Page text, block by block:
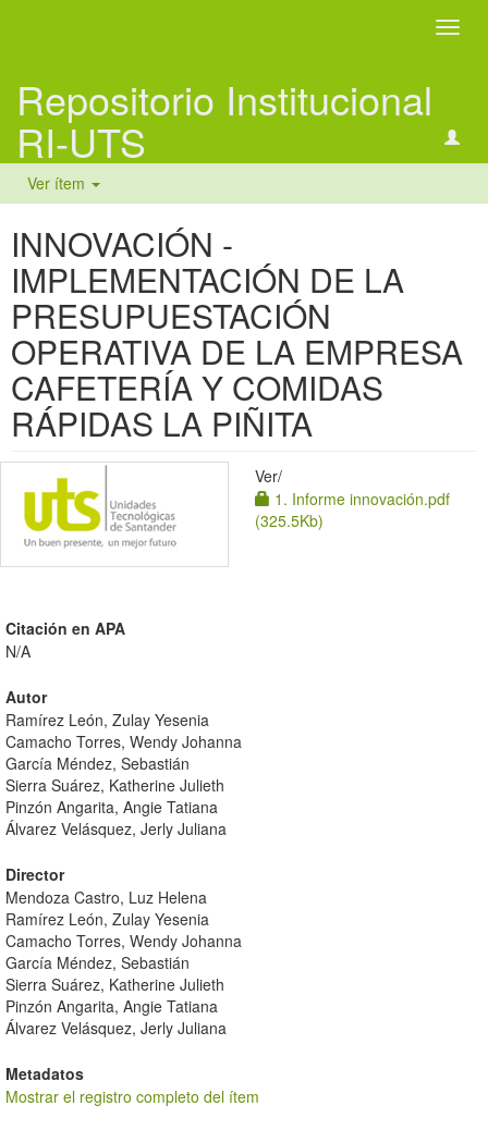
Repositorio Institucional
RI-UTS
Ver ítem
INNOVACIÓN -
IMPLEMENTACIÓN DE LA
PRESUPUESTACIÓN
OPERATIVA DE LA EMPRESA
CAFETERÍA Y COMIDAS
RÁPIDAS LA PIÑITA
Ver/
1. Informe innovación.pdf
(325.5Kb)
Citación en APA
N/A
Autor
Ramírez León, Zulay Yesenia
Camacho Torres, Wendy Johanna
García Méndez, Sebastián
Sierra Suárez, Katherine Julieth
Pinzón Angarita, Angie Tatiana
Álvarez Velásquez, Jerly Juliana
Director
Mendoza Castro, Luz Helena
Ramírez León, Zulay Yesenia
Camacho Torres, Wendy Johanna
García Méndez, Sebastián
Sierra Suárez, Katherine Julieth
Pinzón Angarita, Angie Tatiana
Álvarez Velásquez, Jerly Juliana
Metadatos
Mostrar el registro completo del ítem